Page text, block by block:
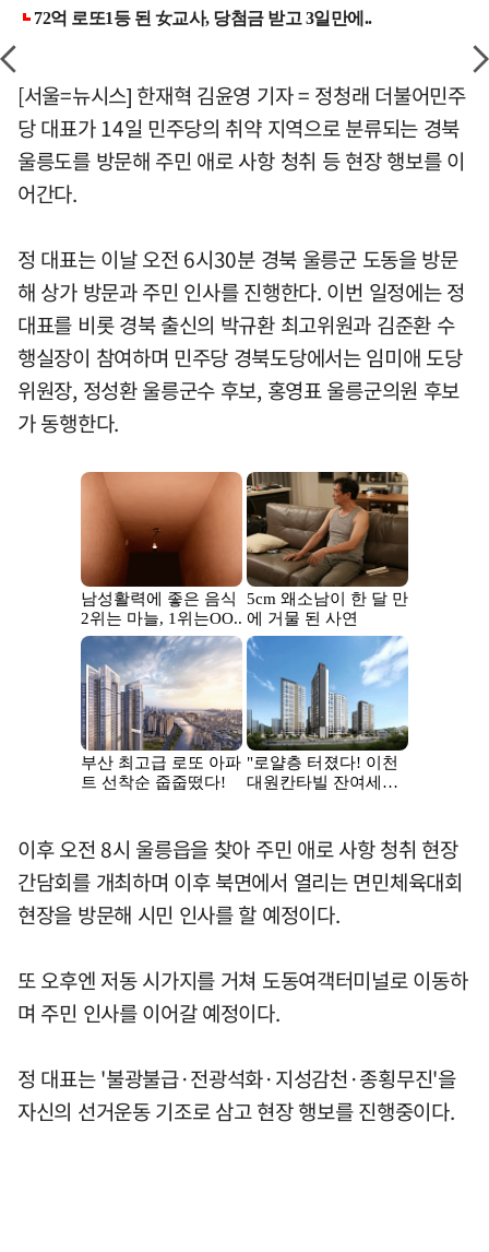
[서울=뉴시스] 한재혁 김윤영 기자 = 정청래 더불어민주
당 대표가 14일 민주당의 취약 지역으로 분류되는 경북
울릉도를 방문해 주민 애로 사항 청취 등 현장 행보를 이
어간다.
정 대표는 이날 오전 6시30분 경북 울릉군 도동을 방문
해 상가 방문과 주민 인사를 진행한다. 이번 일정에는 정
대표를 비롯 경북 출신의 박규환 최고위원과 김준환 수
행실장이 참여하며 민주당 경북도당에서는 임미애 도당
위원장, 정성환 울릉군수 후보, 홍영표 울릉군의원 후보
가 동행한다.
이후 오전 8시 울릉읍을 찾아 주민 애로 사항 청취 현장
간담회를 개최하며 이후 북면에서 열리는 면민체육대회
현장을 방문해 시민 인사를 할 예정이다.
또 오후엔 저동 시가지를 거쳐 도동여객터미널로 이동하
며 주민 인사를 이어갈 예정이다.
정 대표는 '불광불급·전광석화·지성감천·종횡무진'을
자신의 선거운동 기조로 삼고 현장 행보를 진행중이다.